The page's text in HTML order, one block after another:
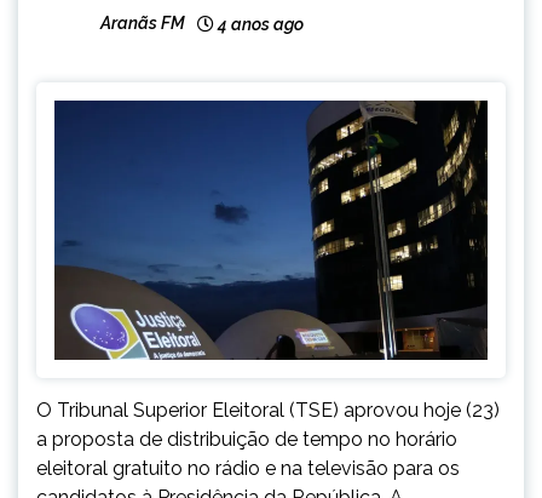
Aranãs FM 4 anos ago
O Tribunal Superior Eleitoral (TSE) aprovou hoje (23)
a proposta de distribuição de tempo no horário
eleitoral gratuito no rádio e na televisão para os